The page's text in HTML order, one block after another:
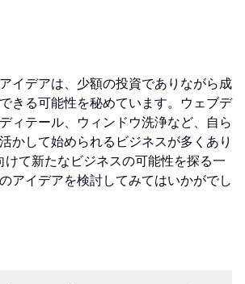
イデアは、少額の投資でありながら成
きる可能性を秘めています。ウェブデ
ィテール、ウィンドウ洗浄など、自ら
かして始められるビジネスが多くあり
て新たなビジネスの可能性を探る一
アイデアを検討してみてはいかがでし